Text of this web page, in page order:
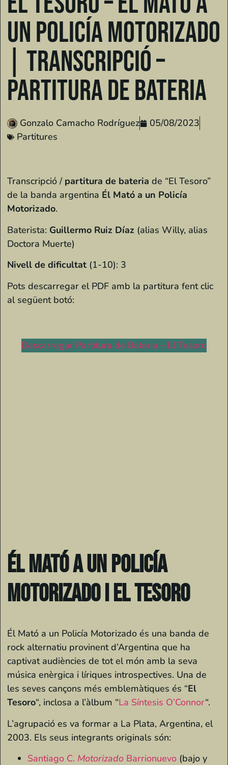
un Policía Motorizado
| Transcripció –
Partitura de Bateria
Gonzalo Camacho Rodríguez
05/08/2023
Partitures
Transcripció / partitura de bateria de “El Tesoro”
de la banda argentina Él Mató a un Policía
Motorizado.
Baterista: Guillermo Ruiz Díaz (alias Willy, alias
Doctora Muerte)
Nivell de dificultat (1-10): 3
Pots descarregar el PDF amb la partitura fent clic
al següent botó:
Descarregar Partitura de Bateria – El Tesoro
Él Mató a un Policía
Motorizado i El Tesoro
Él Mató a un Policía Motorizado és una banda de
rock alternatiu provinent d’Argentina que ha
captivat audiències de tot el món amb la seva
música enèrgica i líriques introspectives. Una de
les seves cançons més emblemàtiques és “El
Tesoro“, inclosa a l’àlbum “La Síntesis O’Connor“.
L’agrupació es va formar a La Plata, Argentina, el
2003. Els seus integrants originals són:
Santiago C. Motorizado Barrionuevo (bajo y